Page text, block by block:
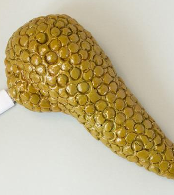
Grossesse et chaleur : ce
que dit la science
Le smartphone nuit-il à
l'apprentissage de la
lecture ?
Mordue par une tique en
vacances, elle reste dans
le coma pendant 42 jours